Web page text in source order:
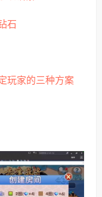
石
玩家的三种方案